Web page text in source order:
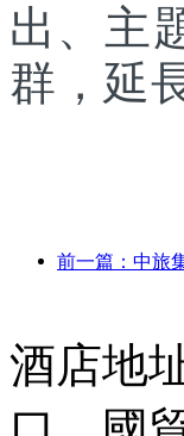
出、主
群，延
酒店地